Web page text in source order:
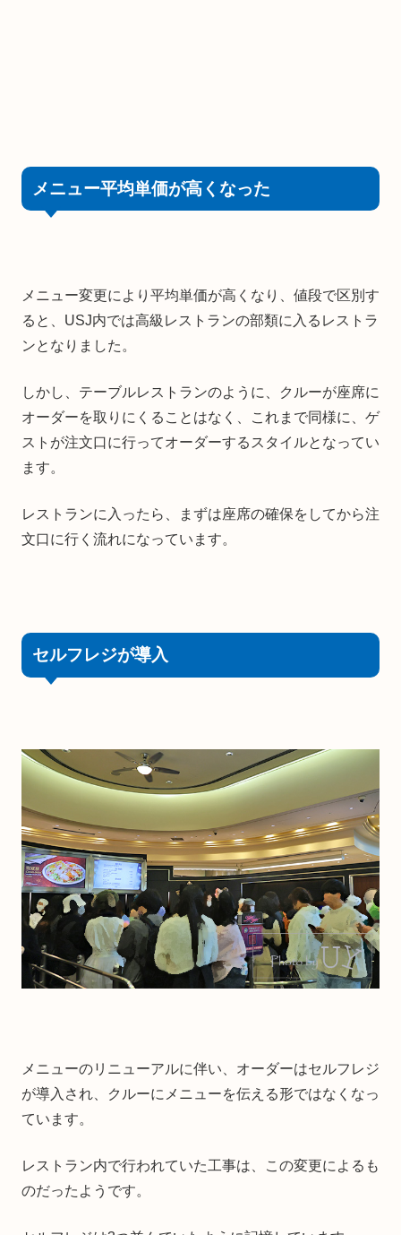
メニュー平均単価が高くなった
メニュー変更により平均単価が高くなり、値段で区別す
ると、USJ内では高級レストランの部類に入るレストラ
ンとなりました。
しかし、テーブルレストランのように、クルーが座席に
オーダーを取りにくることはなく、これまで同様に、ゲ
ストが注文口に行ってオーダーするスタイルとなってい
ます。
レストランに入ったら、まずは座席の確保をしてから注
文口に行く流れになっています。
セルフレジが導入
メニューのリニューアルに伴い、オーダーはセルフレジ
が導入され、クルーにメニューを伝える形ではなくなっ
ています。
レストラン内で行われていた工事は、この変更によるも
のだったようです。